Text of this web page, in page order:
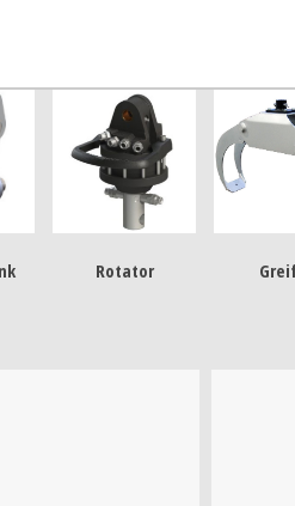
Rotator